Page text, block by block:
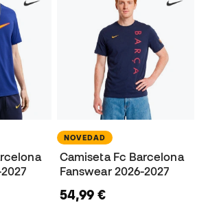
NOVEDAD
Camiseta Fc Barcelona
Fanswear 2026-2027
54,99 €